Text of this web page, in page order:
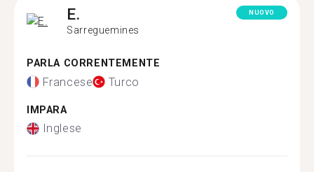
E.
Sarreguemines
NUOVO
PARLA CORRENTEMENTE
Francese Turco
IMPARA
Inglese